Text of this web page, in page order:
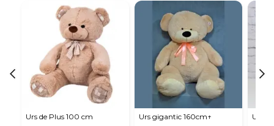
Urs de Plus 100 cm Urs gigantic 160cm↑ Urs